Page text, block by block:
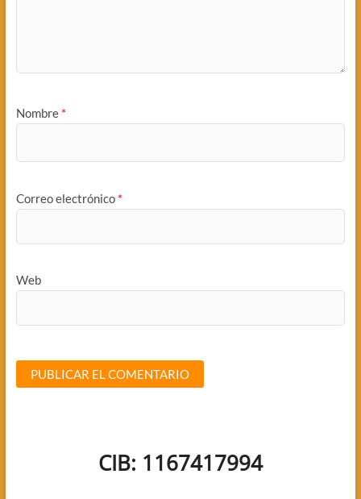
Nombre *
Correo electrónico *
Web
CIB: 1167417994